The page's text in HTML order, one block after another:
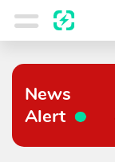
News
Alert